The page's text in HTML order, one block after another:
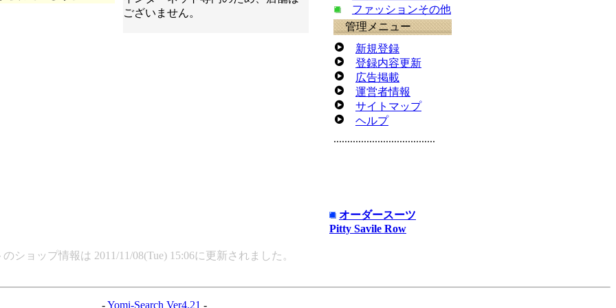
ございません。
ファッションその他
管理メニュー
新規登録
登録内容更新
広告掲載
運営者情報
サイトマップ
ヘルプ
オーダースーツ
Pitty Savile Row
ショップ情報は 2011/11/08(Tue) 15:06に更新されました。
-Yomi-Search Ver4.21 -